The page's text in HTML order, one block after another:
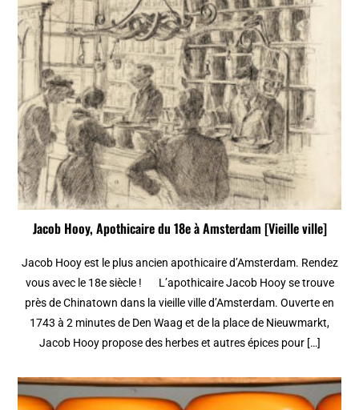
Jacob Hooy, Apothicaire du 18e à Amsterdam [Vieille ville]
Jacob Hooy est le plus ancien apothicaire d’Amsterdam. Rendez
vous avec le 18e siècle ! L’apothicaire Jacob Hooy se trouve
près de Chinatown dans la vieille ville d’Amsterdam. Ouverte en
1743 à 2 minutes de Den Waag et de la place de Nieuwmarkt,
Jacob Hooy propose des herbes et autres épices pour […]